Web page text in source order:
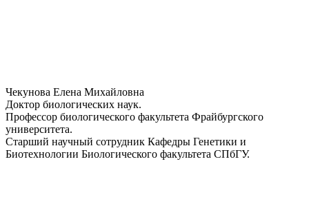
Чекунова Елена Михайловна
Доктор биологических наук.
Профессор биологического факультета Фрайбургского
университета.
Старший научный сотрудник Кафедры Генетики и
Биотехнологии Биологического факультета СПбГУ.